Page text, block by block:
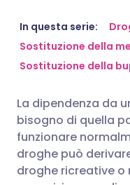
🇬🇧
🇪🇸
🇮🇹
🇮🇳
In questa serie:
Sostituzione della
Sostituzione della
La dipendenza da
bisogno di quella
funzionare
droghe può
droghe ricreative o